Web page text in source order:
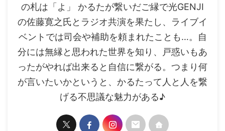
の札は「よ」 かるたが繋いだご縁で光GENJI
の佐藤寛之氏とラジオ共演を果たし、ライブイ
ベントでは司会や補助を頼まれたことも…。自
分には無縁と思われた世界を知り、戸惑いもあ
ったがやれば出来ると自信に繋がる。つまり何
が言いたいかというと、かるたって人と人を繋
げる不思議な魅力がある♪